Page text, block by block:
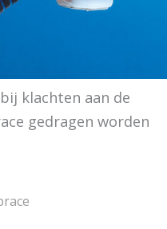
klachten aan de
gedragen worden